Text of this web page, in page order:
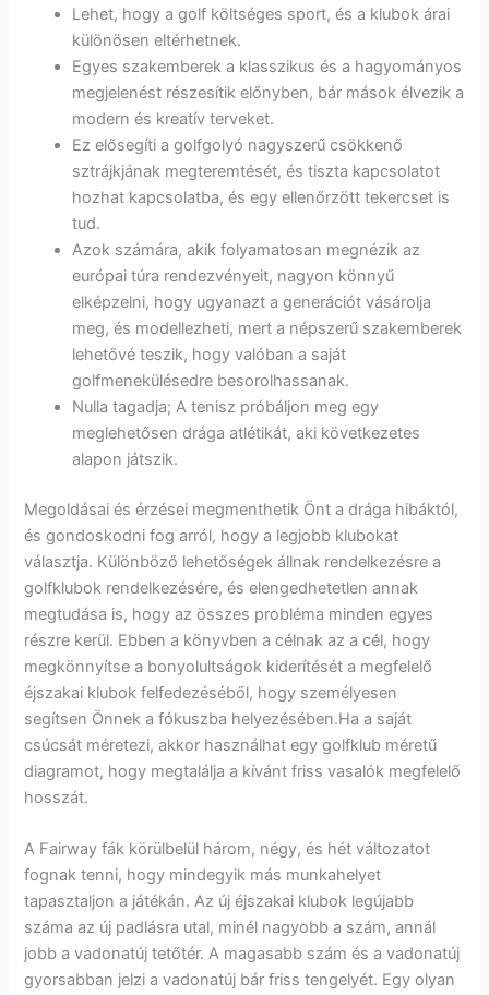
Lehet, hogy a golf költséges sport, és a klubok árai
különösen eltérhetnek.
Egyes szakemberek a klasszikus és a hagyományos
megjelenést részesítik előnyben, bár mások élvezik a
modern és kreatív terveket.
Ez elősegíti a golfgolyó nagyszerű csökkenő
sztrájkjának megteremtését, és tiszta kapcsolatot
hozhat kapcsolatba, és egy ellenőrzött tekercset is
tud.
Azok számára, akik folyamatosan megnézik az
európai túra rendezvényeit, nagyon könnyű
elképzelni, hogy ugyanazt a generációt vásárolja
meg, és modellezheti, mert a népszerű szakemberek
lehetővé teszik, hogy valóban a saját
golfmenekülésedre besorolhassanak.
Nulla tagadja; A tenisz próbáljon meg egy
meglehetősen drága atlétikát, aki következetes
alapon játszik.
Megoldásai és érzései megmenthetik Önt a drága hibáktól,
és gondoskodni fog arról, hogy a legjobb klubokat
választja. Különböző lehetőségek állnak rendelkezésre a
golfklubok rendelkezésére, és elengedhetetlen annak
megtudása is, hogy az összes probléma minden egyes
részre kerül. Ebben a könyvben a célnak az a cél, hogy
megkönnyítse a bonyolultságok kiderítését a megfelelő
éjszakai klubok felfedezéséből, hogy személyesen
segítsen Önnek a fókuszba helyezésében.Ha a saját
csúcsát méretezi, akkor használhat egy golfklub méretű
diagramot, hogy megtalálja a kívánt friss vasalók megfelelő
hosszát.
A Fairway fák körülbelül három, négy, és hét változatot
fognak tenni, hogy mindegyik más munkahelyet
tapasztaljon a játékán. Az új éjszakai klubok legújabb
száma az új padlásra utal, minél nagyobb a szám, annál
jobb a vadonatúj tetőtér. A magasabb szám és a vadonatúj
gyorsabban jelzi a vadonatúj bár friss tengelyét. Egy olyan